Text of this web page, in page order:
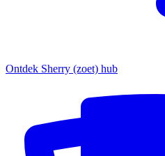
Ontdek Sherry (zoet) hub